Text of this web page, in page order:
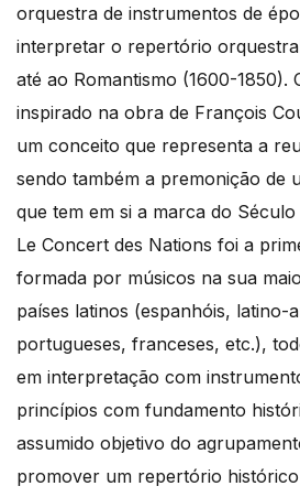
orquestra de instrumentos de
interpretar o repertório
até ao Romantismo (1600-1850).
inspirado na obra de François
um conceito que representa a
sendo também a premonição de
que tem em si a marca do Século
Le Concert des Nations foi a
formada por músicos na sua
países latinos (espanhóis, latino-
portugueses, franceses, etc.),
em interpretação com
princípios com fundamento
assumido objetivo do
promover um repertório